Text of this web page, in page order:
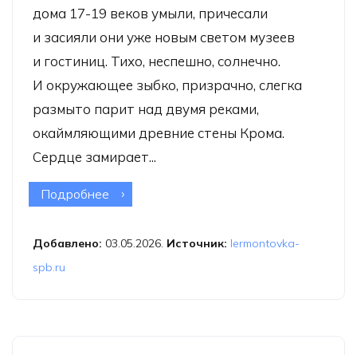
дома 17-19 веков умыли, причесали
и засияли они уже новым светом музеев
и гостиниц. Тихо, неспешно, солнечно.
И окружающее зыбко, призрачно, слегка
размыто парит над двумя реками,
окаймляющими древние стены Крома.
Сердце замирает...
Подробнее о Фотовыставка Галины Бронниковой
Добавлено: 03.05.2026. Источник: lermontovka-
spb.ru